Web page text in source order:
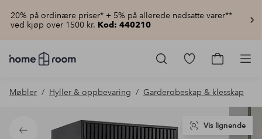
20% på ordinære priser* + 5% på allerede nedsatte varer**
ved kjøp over 1500 kr. Kod: 440210
Homeroom
–
hjemmet
pris
Gå
produkter
Gå
Møbler Hyller & oppbevaring Garderobeskap & klesskap
Tilbake
Vis lignende